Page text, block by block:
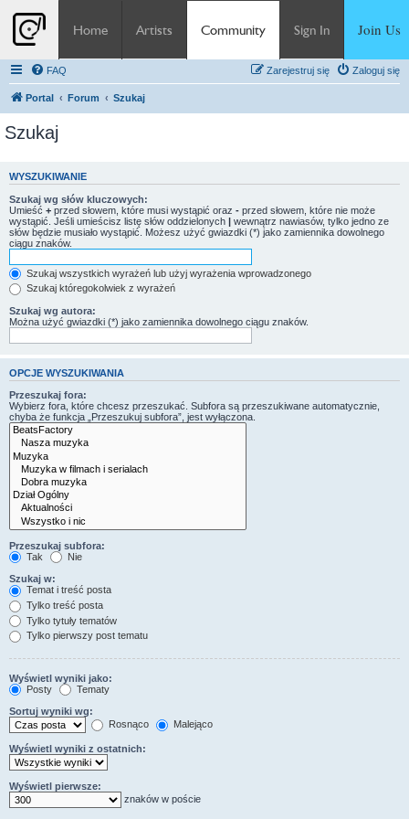
Home Artists Community Sign In Join Us
FAQ Zaloguj się
Zarejestruj się
Portal Forum Szukaj
Szukaj
WYSZUKIWANIE
Szukaj wg słów kluczowych:
Umieść + przed słowem, które musi wystąpić oraz - przed słowem, które nie może
wystąpić. Jeśli umieścisz listę słów oddzielonych | wewnątrz nawiasów, tylko jedno ze
słów będzie musiało wystąpić. Możesz użyć gwiazdki (*) jako zamiennika dowolnego
ciągu znaków.
Szukaj wszystkich wyrażeń lub użyj wyrażenia wprowadzonego
Szukaj któregokolwiek z wyrażeń
Szukaj wg autora:
Można użyć gwiazdki (*) jako zamiennika dowolnego ciągu znaków.
OPCJE WYSZUKIWANIA
Przeszukaj fora:
Wybierz fora, które chcesz przeszukać. Subfora są przeszukiwane automatycznie,
chyba że funkcja „Przeszukuj subfora”, jest wyłączona.
Przeszukaj subfora:
Tak
Nie
Szukaj w:
Temat i treść posta
Tylko treść posta
Tylko tytuły tematów
Tylko pierwszy post tematu
Wyświetl wyniki jako:
Posty
Tematy
Sortuj wyniki wg:
Rosnąco
Malejąco
Wyświetl wyniki z ostatnich:
Wyświetl pierwsze:
znaków w poście